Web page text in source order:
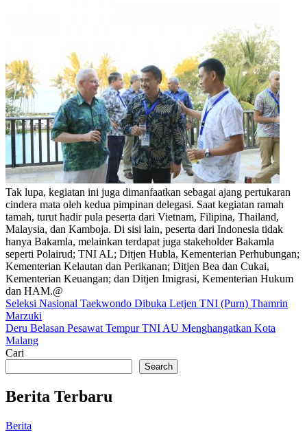
Tak lupa, kegiatan ini juga dimanfaatkan sebagai ajang pertukaran
cindera mata oleh kedua pimpinan delegasi. Saat kegiatan ramah
tamah, turut hadir pula peserta dari Vietnam, Filipina, Thailand,
Malaysia, dan Kamboja. Di sisi lain, peserta dari Indonesia tidak
hanya Bakamla, melainkan terdapat juga stakeholder Bakamla
seperti Polairud; TNI AL; Ditjen Hubla, Kementerian Perhubungan;
Kementerian Kelautan dan Perikanan; Ditjen Bea dan Cukai,
Kementerian Keuangan; dan Ditjen Imigrasi, Kementerian Hukum
dan HAM.@
Post
navigation
Seleksi Nasional Taekwondo Dibuka Letjen TNI (Purn) Thamrin
Marzuki
Deru Belasan Pesawat Tempur TNI AU Menghangatkan Kota
Malang
Cari
Search
Berita Terbaru
Berita